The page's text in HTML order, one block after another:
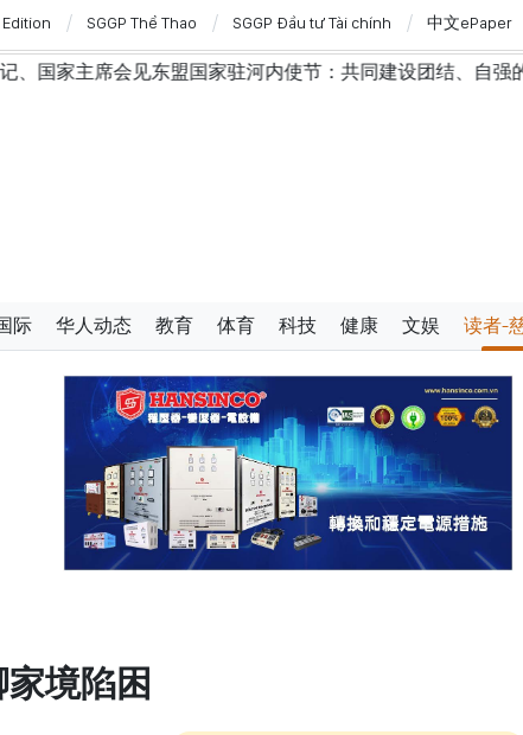
SGGP Thể Thao SGGP Đầu tư Tài chính 中文ePaper
使节：共同建设团结、自强的东盟共同体 越南国会常
际 华人动态 教育 体育 科技 健康 文娱 读者-
境陷困